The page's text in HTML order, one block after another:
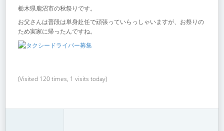
栃木県鹿沼市の秋祭りです。
お父さんは普段は単身赴任で頑張っていらっしゃいますが、お祭りの
ため実家に帰ったんですね。
(Visited 120 times, 1 visits today)